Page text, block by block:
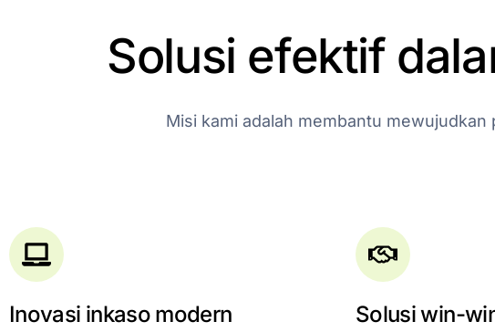
Solusi efektif
Misi kami adalah membantu mewujudkan
Inovasi inkaso modern Solusi win-